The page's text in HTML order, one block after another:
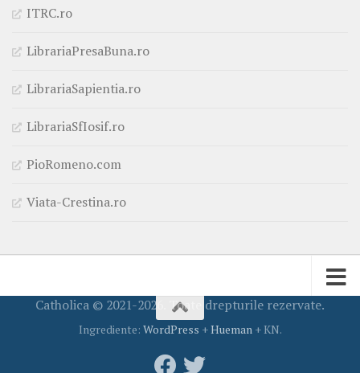
ITRC.ro
LibrariaPresaBuna.ro
LibrariaSapientia.ro
LibrariaSfIosif.ro
PioRomeno.com
Viata-Crestina.ro
Catholica © 2021-2026. Toate drepturile rezervate.
Ingrediente: WordPress +Hueman+ KN.